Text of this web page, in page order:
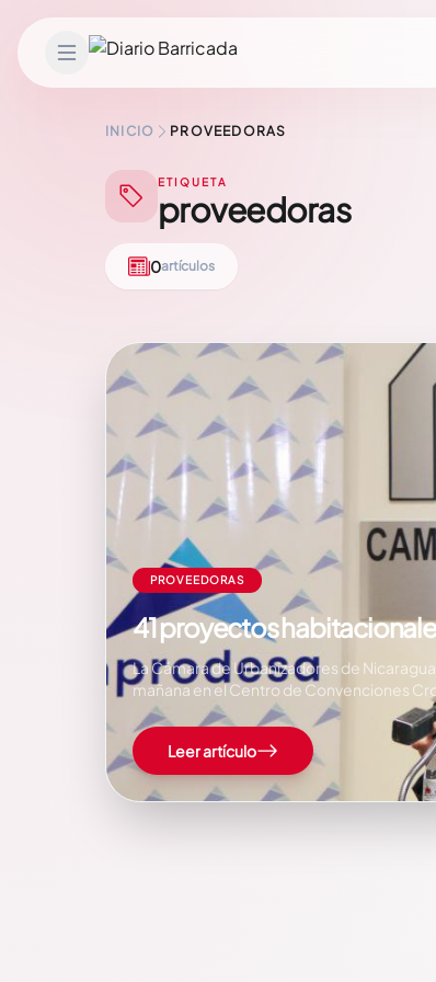
INICIO PROVEEDORAS
ETIQUETA
proveedoras
0artículos
PROVEEDORAS
41 proyectos
La Cámara de Urbanizadores de
mañana en el Centro de Convenciones
Leer artículo